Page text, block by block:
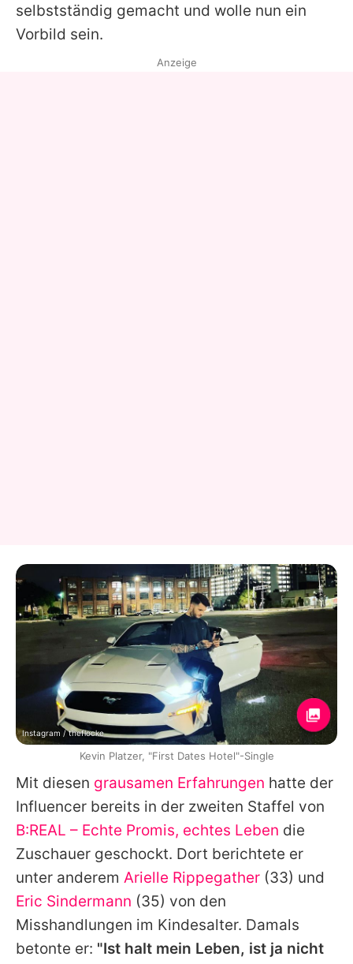
selbstständig gemacht und wolle nun ein
Vorbild sein.
Mit diesen grausamen Erfahrungen hatte der
Influencer bereits in der zweiten Staffel von
B:REAL – Echte Promis, echtes Leben die
Zuschauer geschockt. Dort berichtete er
unter anderem Arielle Rippegather (33) und
Eric Sindermann (35) von den
Misshandlungen im Kindesalter. Damals
betonte er: "Ist halt mein Leben, ist ja nicht
Anzeige
Instagram / theflocke
Kevin Platzer, "First Dates Hotel"-Single